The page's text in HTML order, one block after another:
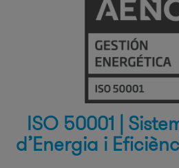
ISO 50001 |
d’Energia i